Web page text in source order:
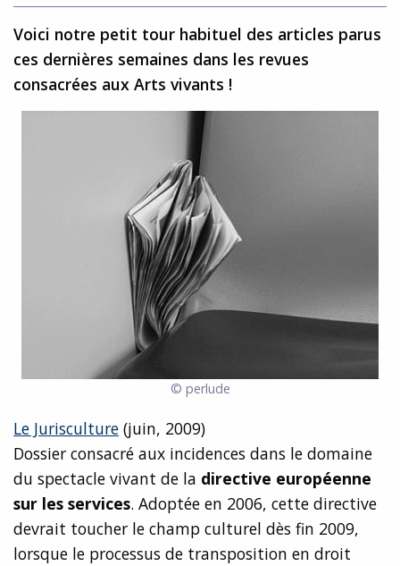
Voici notre petit tour habituel des articles parus
ces dernières semaines dans les revues
consacrées aux Arts vivants !
© perlude
Le Jurisculture (juin, 2009)
Dossier consacré aux incidences dans le domaine
du spectacle vivant de la directive européenne
sur les services. Adoptée en 2006, cette directive
devrait toucher le champ culturel dès fin 2009,
lorsque le processus de transposition en droit